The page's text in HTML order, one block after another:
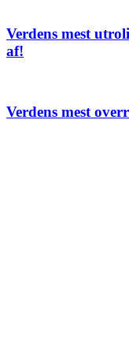
Verdens mest
af!
Verdens mest